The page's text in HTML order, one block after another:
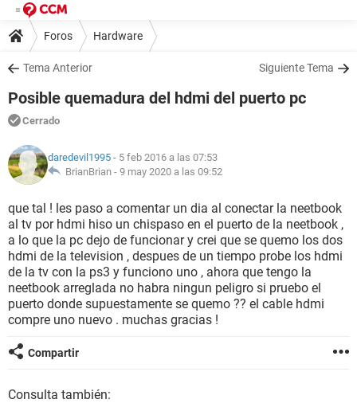
Foros Hardware
Tema Anterior Siguiente Tema
Posible quemadura del hdmi del puerto pc
Cerrado
daredevil1995 - 5 feb 2016 a las 07:53
BrianBrian - 9 may 2020 a las 09:52
que tal ! les paso a comentar un dia al conectar la neetbook
al tv por hdmi hiso un chispaso en el puerto de la neetbook ,
a lo que la pc dejo de funcionar y crei que se quemo los dos
hdmi de la television , despues de un tiempo probe los hdmi
de la tv con la ps3 y funciono uno , ahora que tengo la
neetbook arreglada no habra ningun peligro si pruebo el
puerto donde supuestamente se quemo ?? el cable hdmi
compre uno nuevo . muchas gracias !
Compartir
Consulta también: